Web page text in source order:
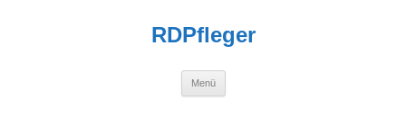
RDPfleger
Menü